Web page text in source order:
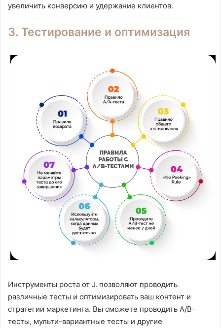
увеличить конверсию и удержание клиентов.
3. Тестирование и оптимизация
Инструменты роста от J. позволяют проводить
различные тесты и оптимизировать ваш контент и
стратегии маркетинга. Вы сможете проводить A/B-
тесты, мульти-вариантные тесты и другие